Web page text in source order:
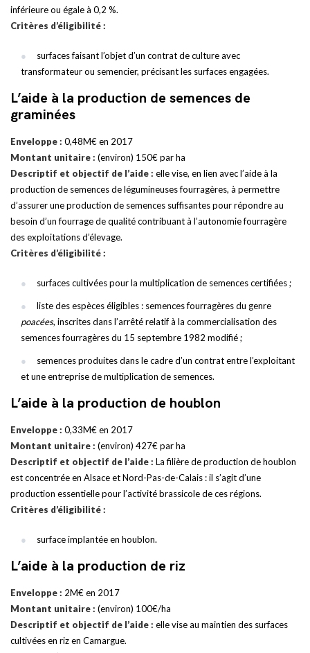
inférieure ou égale à 0,2 %.
Critères d’éligibilité :
surfaces faisant l’objet d’un contrat de culture avec
transformateur ou semencier, précisant les surfaces engagées.
L’aide à la production de semences de
graminées
Enveloppe : 0,48M€ en 2017
Montant unitaire : (environ) 150€ par ha
Descriptif et objectif de l’aide : elle vise, en lien avec l’aide à la
production de semences de légumineuses fourragères, à permettre
d’assurer une production de semences suffisantes pour répondre au
besoin d’un fourrage de qualité contribuant à l’autonomie fourragère
des exploitations d’élevage.
Critères d’éligibilité :
surfaces cultivées pour la multiplication de semences certifiées ;
liste des espèces éligibles : semences fourragères du genre
poacées, inscrites dans l’arrêté relatif à la commercialisation des
semences fourragères du 15 septembre 1982 modifié ;
semences produites dans le cadre d’un contrat entre l’exploitant
et une entreprise de multiplication de semences.
L’aide à la production de houblon
Enveloppe : 0,33M€ en 2017
Montant unitaire : (environ) 427€ par ha
Descriptif et objectif de l’aide : La filière de production de houblon
est concentrée en Alsace et Nord-Pas-de-Calais : il s’agit d’une
production essentielle pour l’activité brassicole de ces régions.
Critères d’éligibilité :
surface implantée en houblon.
L’aide à la production de riz
Enveloppe : 2M€ en 2017
Montant unitaire : (environ) 100€/ha
Descriptif et objectif de l’aide : elle vise au maintien des surfaces
cultivées en riz en Camargue.